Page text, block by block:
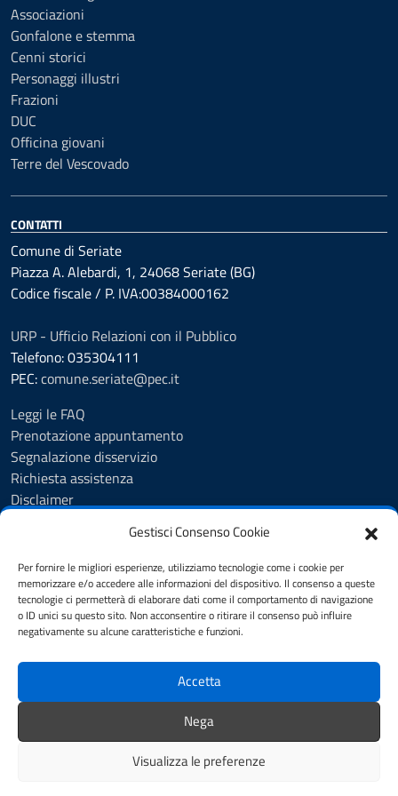
Gestisci Consenso Cookie
Per fornire le migliori esperienze, utilizziamo tecnologie come i cookie per
memorizzare e/o accedere alle informazioni del dispositivo. Il consenso a queste
tecnologie ci permetterà di elaborare dati come il comportamento di navigazione
o ID unici su questo sito. Non acconsentire o ritirare il consenso può influire
negativamente su alcune caratteristiche e funzioni.
Accetta
Nega
Visualizza le preferenze
Associazioni
Gonfalone e stemma
Cenni storici
Personaggi illustri
Frazioni
DUC
Officina giovani
Terre del Vescovado
CONTATTI
Comune di Seriate
Piazza A. Alebardi, 1, 24068 Seriate (BG)
Codice fiscale / P. IVA:00384000162
URP - Ufficio Relazioni con il Pubblico
Telefono: 035304111
PEC:comune.seriate@pec.it
Leggi le FAQ
Prenotazione appuntamento
Segnalazione disservizio
Richiesta assistenza
Disclaimer
Cookie Policy
Informativa privacy
Dichiarazione di accessibilità
Note legali
SEGUICI SU
YouTube Facebook